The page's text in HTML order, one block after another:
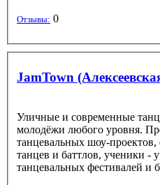
Отзывы: 0
JamTown
Уличные и современные
молодёжи любого уровня.
танцевальных шоу-
танцев и баттлов, ученики -
танцевальных фестивалей и